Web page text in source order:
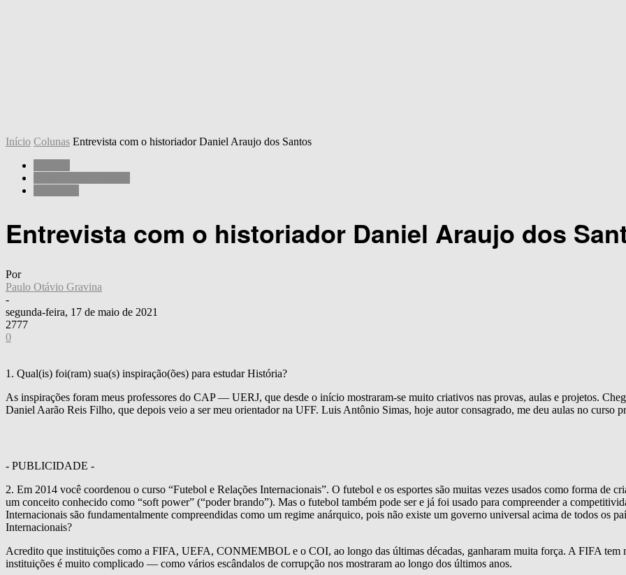
Início Colunas Entrevista com o historiador Daniel Araujo dos Santos
Entrevista com o historiador Daniel Araujo dos
Por
Paulo Otávio Gravina
-
segunda-feira, 17 de maio de 2021
2777
0
1. Qual(is) foi(ram) sua(s) inspiração(ões) para estudar História?
As inspirações foram meus professores do CAP ― UERJ, que desde o início mostraram-se muito criativos nas provas, aulas e projetos.
Daniel Aarão Reis Filho, que depois veio a ser meu orientador na UFF. Luis Antônio Simas, hoje autor consagrado, me deu aulas no curso
- PUBLICIDADE -
2. Em 2014 você coordenou o curso “Futebol e Relações Internacionais”. O futebol e os esportes são muitas vezes usados como forma de
um conceito conhecido como “soft power” (“poder brando”). Mas o futebol também pode ser e já foi usado para compreender a
Internacionais são fundamentalmente compreendidas como um regime anárquico, pois não existe um governo universal acima de todos os
Internacionais?
Acredito que instituições como a FIFA, UEFA, CONMEMBOL e o COI, ao longo das últimas décadas, ganharam muita força. A FIFA tem
instituições é muito complicado ― como vários escândalos de corrupção nos mostraram ao longo dos últimos anos.